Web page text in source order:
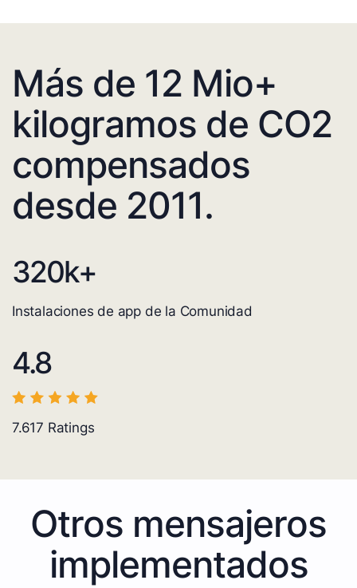
Más de 12 Mio+
kilogramos de CO2
compensados
desde 2011.
320k+
Instalaciones de app de la Comunidad
4.8
7.617 Ratings
Otros mensajeros
implementados